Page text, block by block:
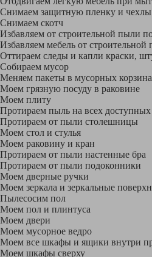
Снимаем защитную пленку и чехлы
Снимаем скотч
Избавляем от строительной пыли
Избавляем мебель от строительной
Оттираем следы и капли краски,
Собираем мусор
Меняем пакеты в мусорных
Моем грязную посуду в раковине
Моем плиту
Протираем пыль на всех
Протираем от пыли столешницы
Моем стол и стулья
Моем раковину и кран
Протираем от пыли настенные бра
Протираем от пыли подоконники
Моем дверные ручки
Моем зеркала и зеркальные
Пылесосим пол
Моем пол и плинтуса
Моем двери
Моем мусорное ведро
Моем все шкафы и ящики внутри
Моем шкафы сверху